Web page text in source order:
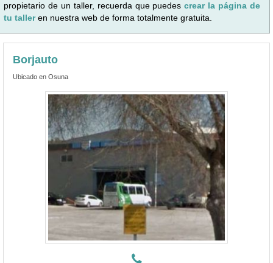
propietario de un taller, recuerda que puedescrear la página de
tu talleren nuestra web de forma totalmente gratuita.
Borjauto
Ubicado en Osuna